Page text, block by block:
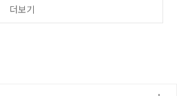
해당 글로 이동됩니
더보기